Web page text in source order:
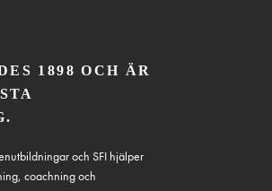
1898 OCH ÄR
och SFI hjälper
coachning och